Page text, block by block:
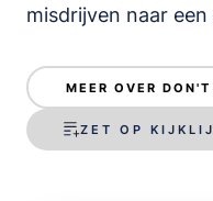
misdrijven naar
ZET OP